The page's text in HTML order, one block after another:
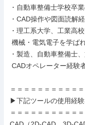
・自動車整備士学校卒
・CAD操作や図面読解
・理工系大学、工業高
・製造、自動車整備士、
＝＝＝＝＝＝＝＝＝＝
▶下記ツールの使用経
＝＝＝＝＝＝＝＝＝＝